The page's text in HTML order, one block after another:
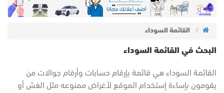
القائمة السوداء
البحث في القائمة السوداء
القائمة السوداء هي قائمة بإرقام حسابات وأرقام جوالات من
يقومون بإساءة إستخدام الموقع لأغراض ممنوعه مثل الغش أو